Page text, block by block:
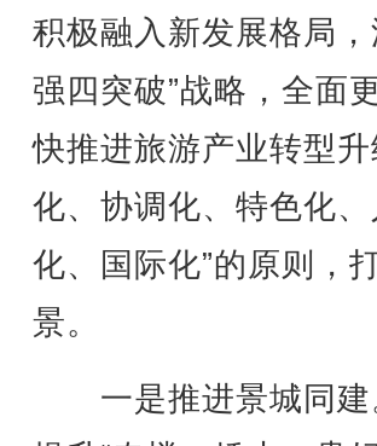
积极融入新发展格局
强四突破”战略，全面
快推进旅游产业转型
化、协调化、特色化
化、国际化”的原则，
景。
一是推进景城同建